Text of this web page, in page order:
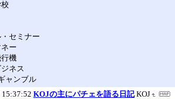
セミナー
ー
機
ネス
ャンブル
KOJの主にパチェを語る日記 KOJ